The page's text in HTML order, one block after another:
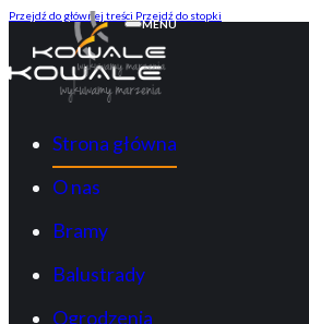
Przejdź do głównej treści Przejdź do stopki
MENU
Strona główna
O nas
Bramy
Balustrady
Ogrodzenia